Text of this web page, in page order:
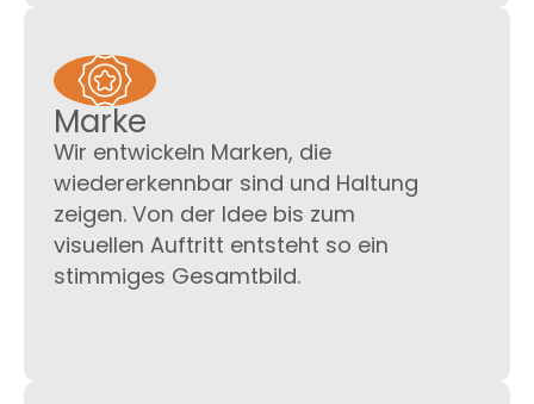
Marke
Wir entwickeln Marken, die
wiedererkennbar sind und Haltung
zeigen. Von der Idee bis zum
visuellen Auftritt entsteht so ein
stimmiges Gesamtbild.